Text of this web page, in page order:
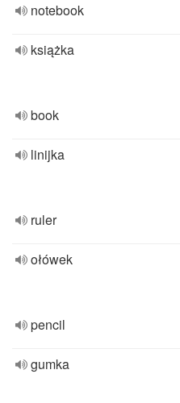
notebook
książka
book
linijka
ruler
ołówek
pencil
gumka